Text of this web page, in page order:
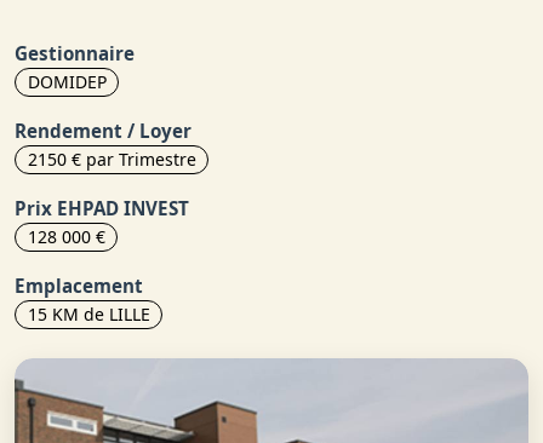
Gestionnaire
DOMIDEP
Rendement / Loyer
2150 € par Trimestre
Prix EHPAD INVEST
128 000 €
Emplacement
15 KM de LILLE